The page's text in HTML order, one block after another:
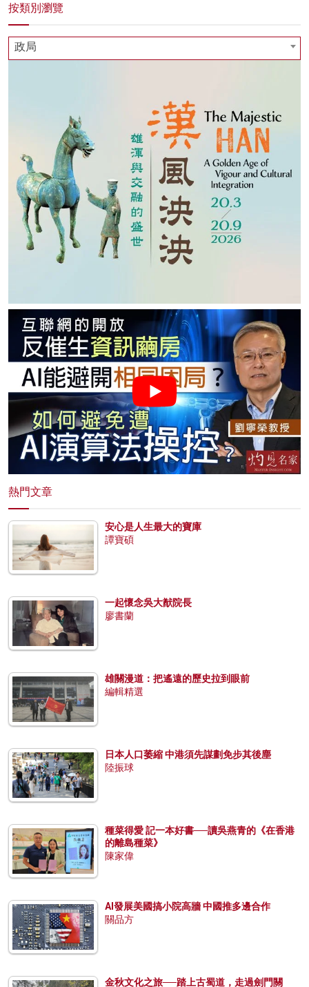
按類別瀏覽
政局
熱門文章
安心是人生最大的寶庫
譚寶碩
一起懷念吳大猷院長
廖書蘭
雄關漫道：把遙遠的歷史拉到眼前
編輯精選
日本人口萎縮 中港須先謀劃免步其後塵
陸振球
種菜得愛 記一本好書──讀吳燕青的《在香港
的離島種菜》
陳家偉
AI發展美國搞小院高牆 中國推多邊合作
關品方
金秋文化之旅──踏上古蜀道，走過劍門關